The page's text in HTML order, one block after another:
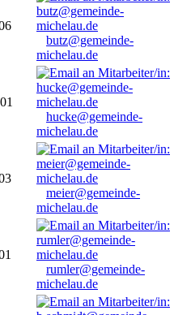
butz@gemeinde-
michelau.de
hucke@gemeinde-
michelau.de
meier@gemeinde-
michelau.de
rumler@gemeinde-
michelau.de